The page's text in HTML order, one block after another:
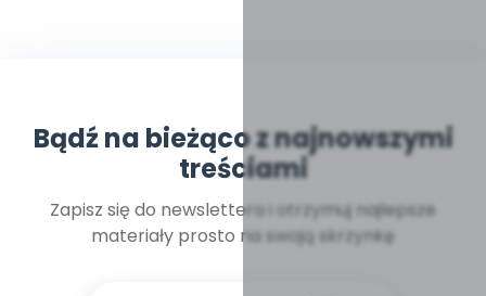
Bądź na bieżąco z najnowszymi
treściami
Zapisz się do newslettera i otrzymuj najlepsze
materiały prosto na swoją skrzynkę